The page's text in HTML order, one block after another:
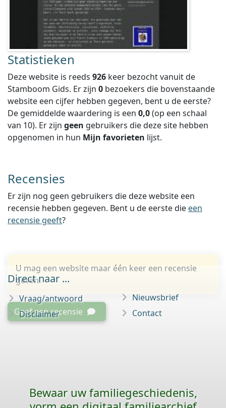
Statistieken
Deze website is reeds 926 keer bezocht vanuit de
Stamboom Gids. Er zijn 0 bezoekers die bovenstaande
website een cijfer hebben gegeven, bent u de eerste?
De gemiddelde waardering is een 0,0(op een schaal
van 10). Er zijn geen gebruikers die deze site hebben
opgenomen in hun Mijn favorieten lijst.
Recensies
Er zijn nog geen gebruikers die deze website een
recensie hebben gegeven. Bent u de eerste die een
recensie geeft?
U mag een website maar één keer een recensie
geven.
Geef een recensie
Direct naar ...
Vraag/antwoord
Disclaimer
Nieuwsbrief
Contact
Bewaar uw familie­geschiedenis,